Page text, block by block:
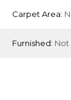
Carpet Area:
Furnished: